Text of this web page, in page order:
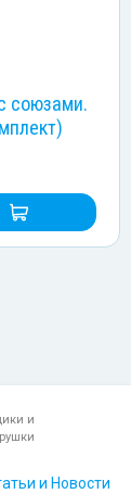
союзами.
и
и Новости